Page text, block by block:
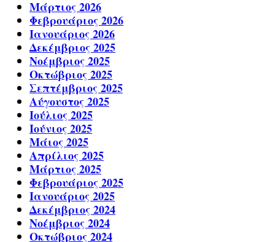
Μάρτιος 2026
Φεβρουάριος 2026
Ιανουάριος 2026
Δεκέμβριος 2025
Νοέμβριος 2025
Οκτώβριος 2025
Σεπτέμβριος 2025
Αύγουστος 2025
Ιούλιος 2025
Ιούνιος 2025
Μάιος 2025
Απρίλιος 2025
Μάρτιος 2025
Φεβρουάριος 2025
Ιανουάριος 2025
Δεκέμβριος 2024
Νοέμβριος 2024
Οκτώβριος 2024